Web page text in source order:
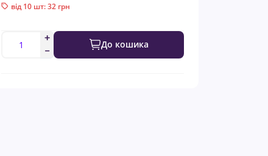
від 10 шт: 32 грн
До кошика